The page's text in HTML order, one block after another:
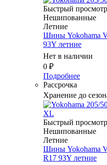
Быстрый просмотр
Нешипованные
Летние
Шины Yokohama
93Y летние
Нет в наличии
0 ₽
Подробнее
Рассрочка
Хранение до
Быстрый просмотр
Нешипованные
Летние
Шины Yokohama
R17 93Y летние